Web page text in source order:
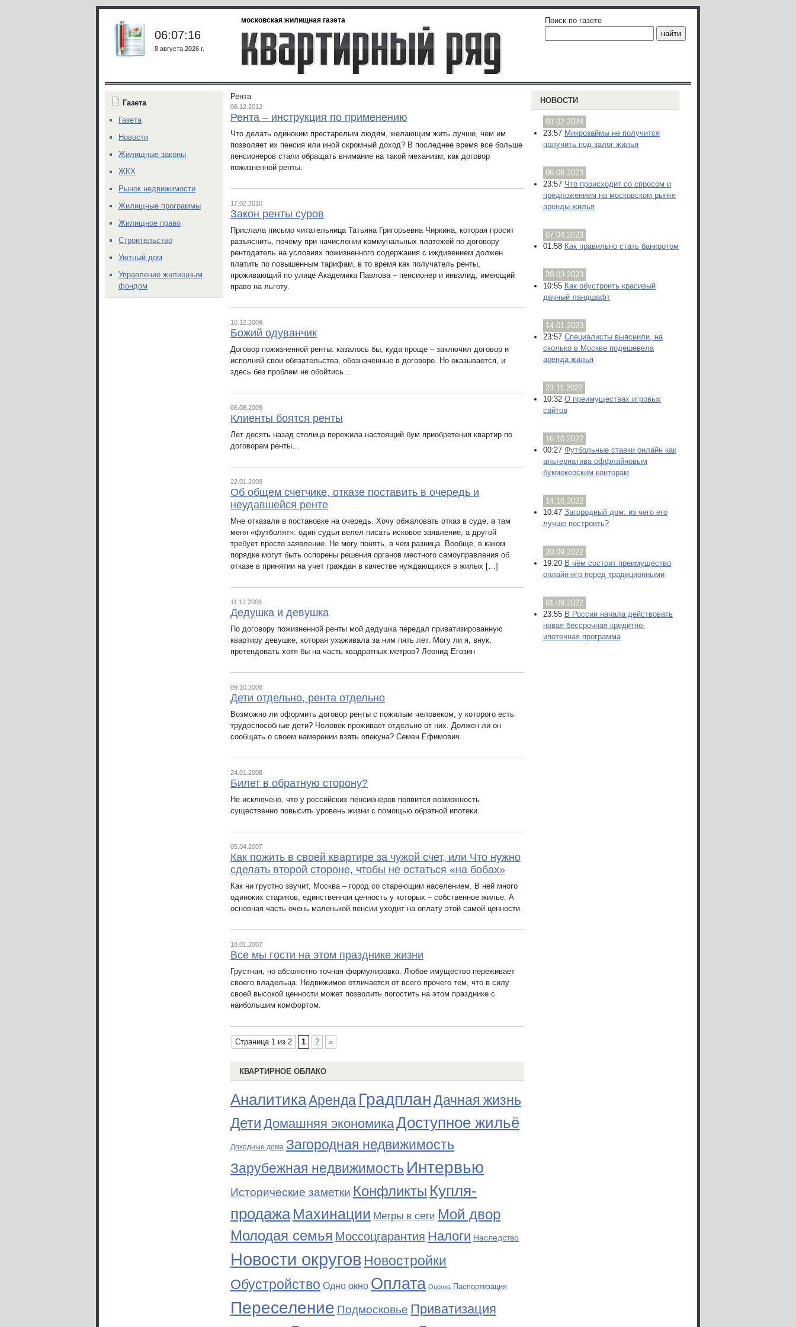
московская жилищная газета
06:07:16
8 августа 2026 г.
Поиск по газете
Рента
06.12.2012
Рента – инструкция по применению
Что делать одиноким престарелым людям, желающим жить лучше, чем им
позволяет их пенсия или иной скромный доход? В последнее время все больше
пенсионеров стали обращать внимание на такой механизм, как договор
пожизненной ренты.
17.02.2010
Закон ренты суров
Прислала письмо читательница Татьяна Григорьевна Чиркина, которая просит
разъяснить, почему при начислении коммунальных платежей по договору
рентодатель на условиях пожизненного содержания с иждивением должен
платить по повышенным тарифам, в то время как получатель ренты,
проживающий по улице Академика Павлова – пенсионер и инвалид, имеющий
право на льготу.
10.12.2009
Божий одуванчик
Договор пожизненной ренты: казалось бы, куда проще – заключил договор и
исполняй свои обязательства, обозначенные в договоре. Но оказывается, и
здесь без проблем не обойтись…
06.08.2009
Клиенты боятся ренты
Лет десять назад столица пережила настоящий бум приобретения квартир по
договорам ренты…
22.01.2009
Об общем счетчике, отказе поставить в очередь и
неудавшейся ренте
Мне отказали в постановке на очередь. Хочу обжаловать отказ в суде, а там
меня «футболят»: один судья велел писать исковое заявление, а другой
требует просто заявление. Не могу понять, в чем разница. Вообще, в каком
порядке могут быть оспорены решения органов местного самоуправления об
отказе в принятии на учет граждан в качестве нуждающихся в жилых […]
11.12.2008
Дедушка и девушка
По договору пожизненной ренты мой дедушка передал приватизированную
квартиру девушке, которая ухаживала за ним пять лет. Могу ли я, внук,
претендовать хотя бы на часть квадратных метров? Леонид Егозин
09.10.2008
Дети отдельно, рента отдельно
Возможно ли оформить договор ренты с пожилым человеком, у которого есть
трудоспособные дети? Человек проживает отдельно от них. Должен ли он
сообщать о своем намерении взять опекуна? Семен Ефимович.
24.01.2008
Билет в обратную сторону?
Не исключено, что у российских пенсионеров появится возможность
существенно повысить уровень жизни с помощью обратной ипотеки.
05.04.2007
Как пожить в своей квартире за чужой счет, или Что нужно
сделать второй стороне, чтобы не остаться «на бобах»
Как ни грустно звучит, Москва – город со стареющим населением. В ней много
одиноких стариков, единственная ценность у которых – собственное жилье. А
основная часть очень маленькой пенсии уходит на оплату этой самой ценности.
18.01.2007
Все мы гости на этом празднике жизни
Грустная, но абсолютно точная формулировка. Любое имущество переживает
своего владельца. Недвижимое отличается от всего прочего тем, что в силу
своей высокой ценности может позволить погостить на этом празднике с
наибольшим комфортом.
Страница 1 из 2 1 2 »
КВАРТИРНОЕ ОБЛАКО
АналитикаАренда ГрадпланДачная жизнь
Дети Домашняя экономикаДоступное жильё
Доходные дома Загородная недвижимость
Зарубежная недвижимость Интервью
Исторические заметки Конфликты Купля-
продажа Махинации Метры в сети Мой двор
Молодая семья Моссоцгарантия Налоги Наследство
Новости округов Новостройки
Обустройство Одно окно Оплата Оценка Паспортизация
Переселение Подмосковье Приватизация
НОВОСТИ
03.02.2024
23:57 Микрозаймы не получится
получить под залог жилья
06.08.2023
23:57 Что происходит со спросом и
предложением на московском рынке
аренды жилья
07.04.2023
01:58 Как правильно стать банкротом
20.03.2023
10:55 Как обустроить красивый
дачный ландшафт
14.01.2023
23:57 Специалисты выяснили, на
сколько в Москве подешевела
аренда жилья
23.11.2022
10:32 О преимуществах игровых
сайтов
16.10.2022
00:27 Футбольные ставки онлайн как
альтернатива оффлайновым
букмекерским конторам
14.10.2022
10:47 Загородный дом: из чего его
лучше построить?
20.09.2022
19:20 В чём состоит преимущество
онлайн-игр перед традиционными
01.09.2022
23:55 В России начала действовать
новая бессрочная кредитно-
ипотечная программа
Газета
Газета
Новости
Жилищные законы
ЖКХ
Рынок недвижимости
Жилищные программы
Жилищное право
Строительство
Уютный дом
Управление жилищным
фондом